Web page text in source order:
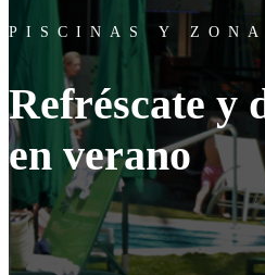
PISCINAS Y
Refréscate y
en verano